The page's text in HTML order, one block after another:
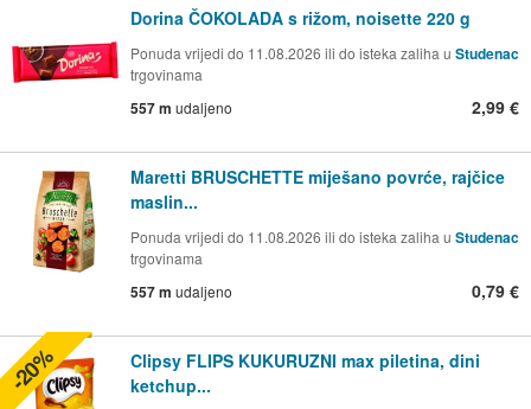
Dorina ČOKOLADA s rižom, noisette 220 g
Ponuda vrijedi do 11.08.2026 ili do isteka zaliha u Studenac
trgovinama
557 m udaljeno 2,99 €
Maretti BRUSCHETTE miješano povrće, rajčice
maslin...
Ponuda vrijedi do 11.08.2026 ili do isteka zaliha u Studenac
trgovinama
557 m udaljeno 0,79 €
Clipsy FLIPS KUKURUZNI max piletina, dini
ketchup...
-20%